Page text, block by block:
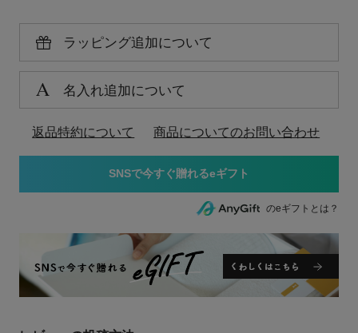
ラッピング追加について
名入れ追加について
返品特約について 商品についてのお問い合わせ
のeギフトとは？